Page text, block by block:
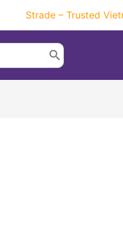
Strade – Trusted